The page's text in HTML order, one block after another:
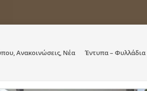
Ανακοινώσεις, Νέα Έντυπα – Φυλλάδια